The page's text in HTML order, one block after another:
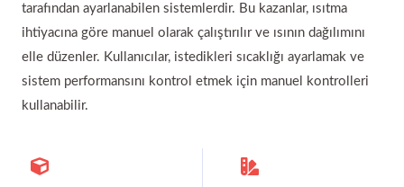
tarafından ayarlanabilen sistemlerdir. Bu kazanlar, ısıtma
ihtiyacına göre manuel olarak çalıştırılır ve ısının dağılımını
elle düzenler. Kullanıcılar, istedikleri sıcaklığı ayarlamak ve
sistem performansını kontrol etmek için manuel kontrolleri
kullanabilir.